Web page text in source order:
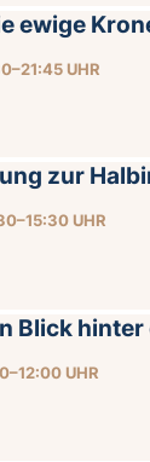
UHR
ewige
UHR
zur
UHR
Blick